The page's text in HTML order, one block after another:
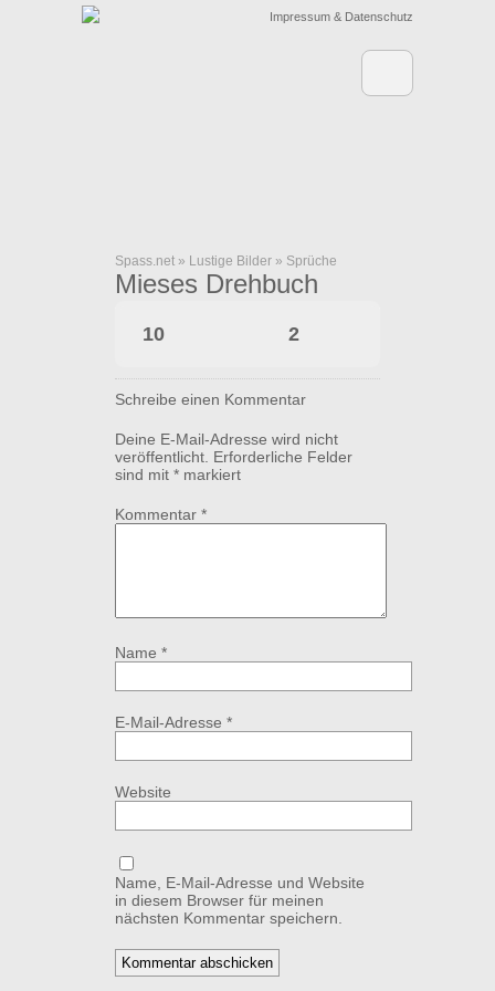
Impressum & Datenschutz
Spass.net » Lustige Bilder » Sprüche
Mieses Drehbuch
10 2
Schreibe einen Kommentar
Deine E-Mail-Adresse wird nicht
veröffentlicht. Erforderliche Felder
sind mit * markiert
Kommentar *
Name *
E-Mail-Adresse *
Website
Name, E-Mail-Adresse und Website
in diesem Browser für meinen
nächsten Kommentar speichern.